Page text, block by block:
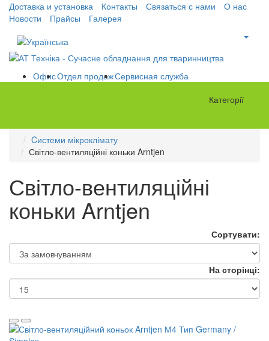
Доставка и установка Контакты Связаться с нами
О нас
Новости
Прайсы Галерея
ОфисОтдел продажСервисная служба
Категорії
Cистеми мікроклімату
Світло-вентиляційні коньки Arntjen
Світло-вентиляційні
коньки Arntjen
Сортувати:
На сторінці: